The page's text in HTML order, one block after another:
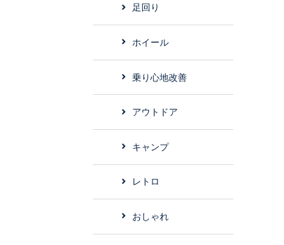
足回り
ホイール
乗り心地改善
アウトドア
キャンプ
レトロ
おしゃれ